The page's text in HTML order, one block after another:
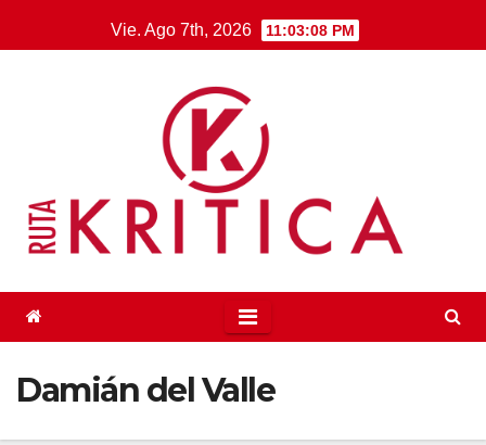
al
Vie. Ago 7th, 2026 11:03:08 PM
Damián del Valle